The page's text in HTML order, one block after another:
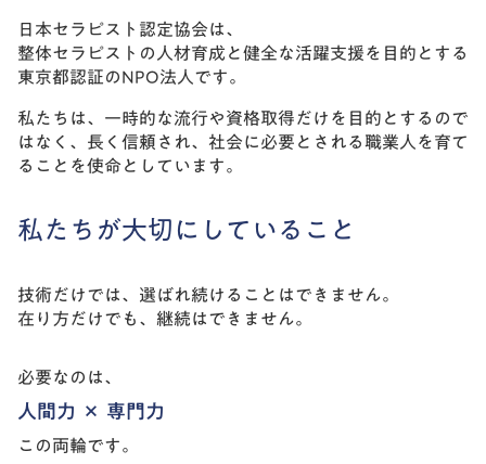
日本セラピスト認定協会は、
整体セラピストの人材育成と健全な活躍支援を目的とする
東京都認証のNPO法人です。
私たちは、一時的な流行や資格取得だけを目的とするので
はなく、長く信頼され、社会に必要とされる職業人を育て
ることを使命としています。
私たちが大切にしていること
技術だけでは、選ばれ続けることはできません。
在り方だけでも、継続はできません。
必要なのは、
人間力 × 専門力
この両輪です。